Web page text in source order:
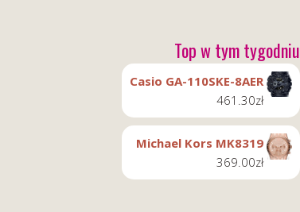
Top w tym tygodniu
Casio GA-110SKE-8AER
461.30zł
Michael Kors MK8319
369.00zł